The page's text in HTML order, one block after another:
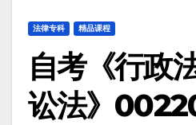
法律专科 精品课程
自考《行政
讼法》